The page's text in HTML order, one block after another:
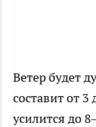
Ветер будет
составит от 3
усилится до